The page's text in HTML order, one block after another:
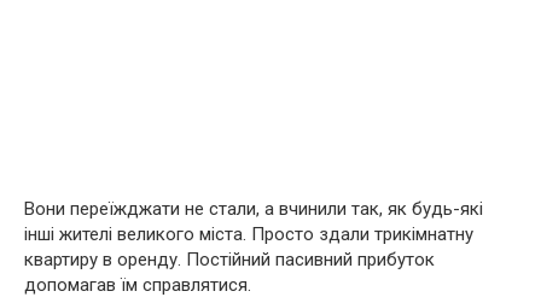
Вони переїжджати не стали, а вчинили так, як будь-які
інші жителі великого міста. Просто здали трикімнатну
квартиру в оренду. Постійний пасивний прибуток
допомагав їм справлятися.